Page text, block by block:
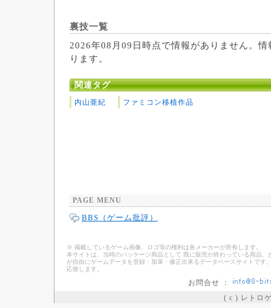
裏技一覧
2026年08月09日時点で情報がありません。
ります。
関連タグ
内山亜紀 ファミコン移植作品
PAGE MENU
BBS（ゲーム批評）
※ 掲載しているゲーム画像、ロゴ等の権利は各メーカーが所有します。
本サイトは、当時のパッケージ商品として 既に販売が終わっている商品
が自由にゲームデータを登録・加筆・修正出来るデータベースサイトで
応致します。
お問合せ ：
( c ) レトロ